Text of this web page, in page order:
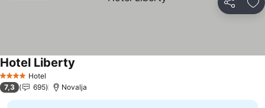
Sdílet
4 Počet hvězdiček
Hotel
Hotel Liberty
7,3 695 Novalja